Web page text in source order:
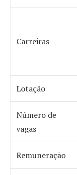
Carreiras
Lotação
Número de
vagas
Remuneração